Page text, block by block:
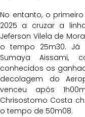
No entanto, o primeiro
2025 a cruzar a
Jeferson Vilela de
o tempo 25m30. Já
Sumaya Aissami,
conhecidos os
decolagem do
venceu após
Chrisostomo Costa
o tempo de 50m08.